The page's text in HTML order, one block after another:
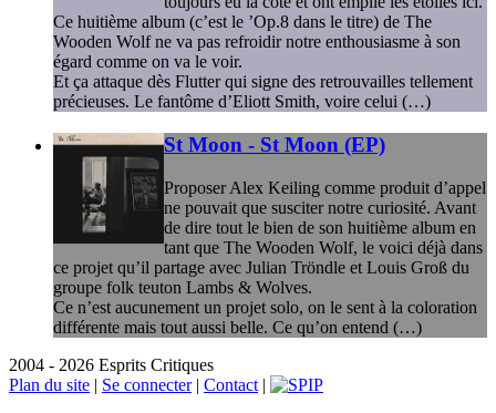
Ce huitième album (c’est le ’Op.8 dans le titre) de The
Wooden Wolf ne va pas refroidir notre enthousiasme à son
égard comme on va le voir.
Et ça attaque dès Flutter qui signe des retrouvailles tellement
précieuses. Le fantôme d’Eliott Smith, voire celui (…)
St Moon - St Moon (EP)
Proposer Alex Keiling comme produit d’appel
ne pouvait que susciter notre curiosité. Avant
de dire tout le bien de son huitième album en
tant que The Wooden Wolf, le voici déjà dans
ce projet qu’il partage avec Julian Tröndle et Louis Groß du
groupe folk teuton Lambs & Wolves.
Ce n’est aucunement un projet solo, on le sent à la coloration
différente mais tout aussi belle. Ce qu’on entend (…)
2004 - 2026 Esprits Critiques
Plan du site | Se connecter| Contact |